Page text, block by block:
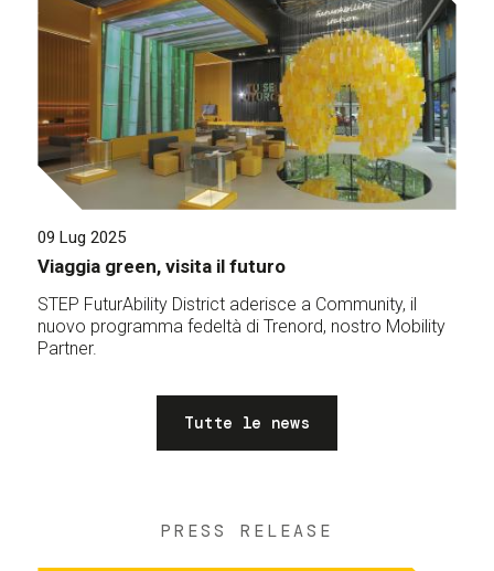
09 Lug 2025
Viaggia green, visita il futuro
STEP FuturAbility District aderisce a Community, il
nuovo programma fedeltà di Trenord, nostro Mobility
Partner.
Tutte le news
PRESS RELEASE